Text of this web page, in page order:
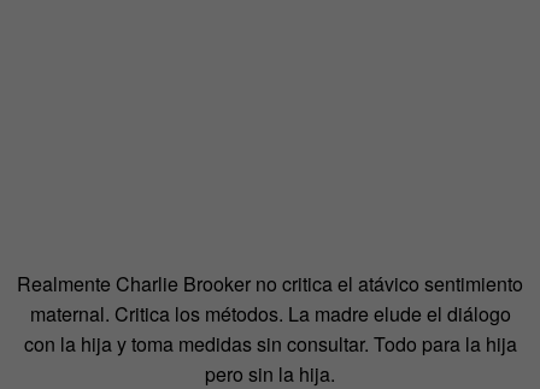
Realmente Charlie Brooker no critica el atávico sentimiento
maternal. Critica los métodos. La madre elude el diálogo
con la hija y toma medidas sin consultar. Todo para la hija
pero sin la hija.